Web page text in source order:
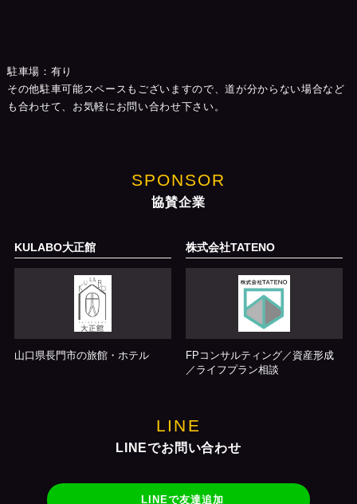
駐車場：有り
その他駐車可能スペースもございますので、道が分からない場合など
も合わせて、お気軽にお問い合わせ下さい。
SPONSOR
協賛企業
KULABO大正館
山口県長門市の旅館・ホテル
株式会社TATENO
FPコンサルティング／資産形成
／ライフプラン相談
LINE
LINEでお問い合わせ
LINEで友達追加